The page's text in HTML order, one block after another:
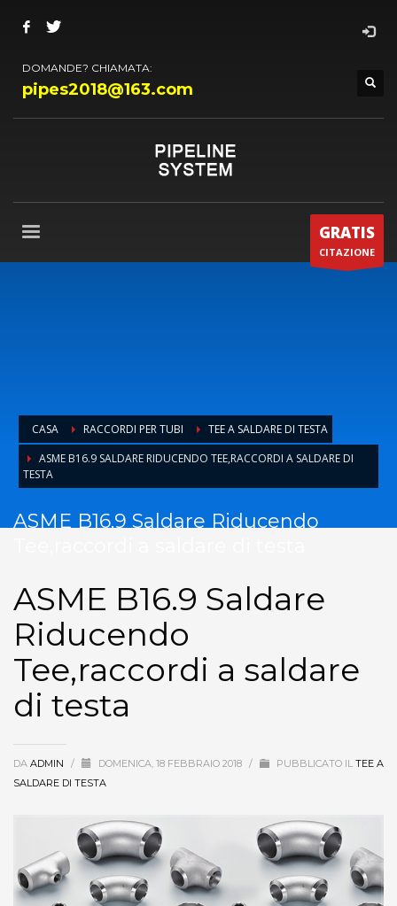
DOMANDE? CHIAMATA:
pipes2018@163.com
GRATIS
CITAZIONE
CASA RACCORDI PER TUBI
TEE A SALDARE DI TESTA
ASME B16.9 SALDARE RIDUCENDO TEE,RACCORDI A SALDARE DI
TESTA
ASME B16.9 Saldare Riducendo
ASME B16.9 Saldare
Riducendo
Tee,raccordi a saldare
di testa
DA ADMIN / DOMENICA, 18 FEBBRAIO 2018 / PUBBLICATO IL TEE A
SALDARE DI TESTA